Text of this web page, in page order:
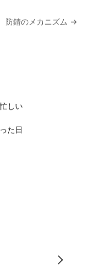
防錆のメカニズム →
しい
た日